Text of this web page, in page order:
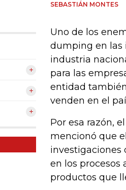
SEBASTIÁN MONTES
Uno de los
dumping en las
industria
para las
entidad
venden en el
Por esa razón,
mencionó que
investigaciones
en los procesos
productos que